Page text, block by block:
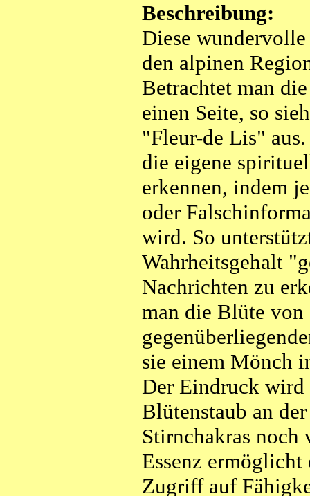
Beschreibung:
Diese
den alpinen
Betrachtet man
einen Seite, so
"Fleur-de Lis"
die eigene
erkennen, indem
oder
wird. So
Wahrheitsgehalt
Nachrichten zu
man die Blüte von
sie einem Mönch
Der Eindruck wird
Blütenstaub an
Stirnchakras noch
Essenz
Zugriff auf